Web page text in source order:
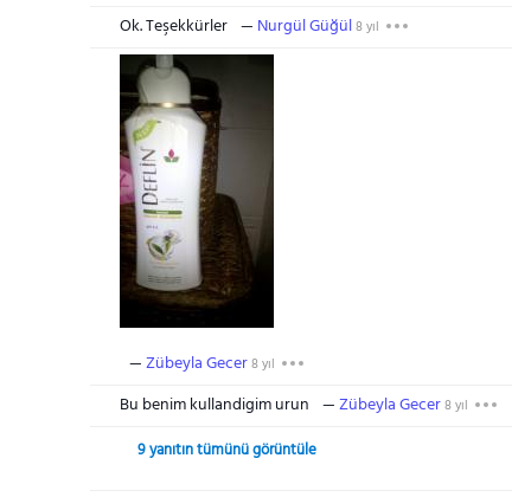
Ok. Teşekkürler Nurgül Güğül8 yıl
Zübeyla Gecer8 yıl
Bu benim kullandigim urun Zübeyla Gecer8 yıl
9 yanıtın tümünü görüntüle